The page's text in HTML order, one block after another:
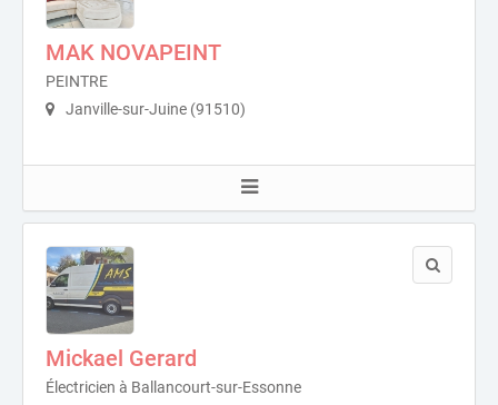
MAK NOVAPEINT
PEINTRE
Janville-sur-Juine (91510)
Mickael Gerard
Électricien à Ballancourt-sur-Essonne